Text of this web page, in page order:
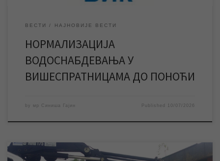
ВЕСТИ НАЈНОВИЈЕ ВЕСТИ
НОРМАЛИЗАЦИЈА
ВОДОСНАБДЕВАЊА У
ВИШЕСПРАТНИЦАМА ДО ПОНОЋИ
by мр Синиша Гајин Published 10/07/2026